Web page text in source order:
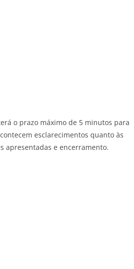
o prazo máximo de 5 minutos para
esclarecimentos quanto às
apresentadas e encerramento.